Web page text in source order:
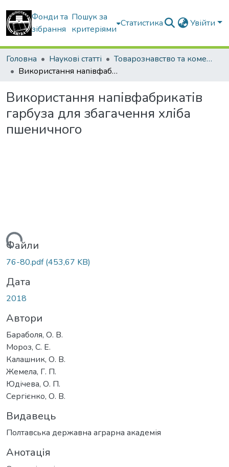
Фонди та
зібрання
Пошук за
критеріями
Статистика Увійти
Головна Наукові статті
Товарознавство та комерційна діяльність
Використання напівфабрикатів гарбуза для збагачення хліба пшеничного
Використання напівфабрикатів
гарбуза для збагачення хліба
пшеничного
Файли
76-80.pdf(453,67 KB)
Дата
2018
Автори
Бараболя, О. В.
Мороз, С. Е.
Калашник, О. В.
Жемела, Г. П.
Юдічева, О. П.
Сергієнко, О. В.
Видавець
Полтавська державна аграрна академія
Анотація